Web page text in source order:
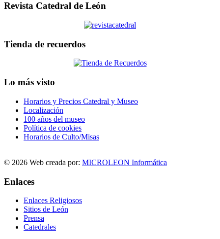
Revista Catedral de León
Tienda de recuerdos
Lo más visto
Horarios y Precios Catedral y Museo
Localización
100 años del museo
Política de cookies
Horarios de Culto/Misas
© 2026 Web creada por: MICROLEON Informática
Enlaces
Enlaces Religiosos
Sitios de León
Prensa
Catedrales